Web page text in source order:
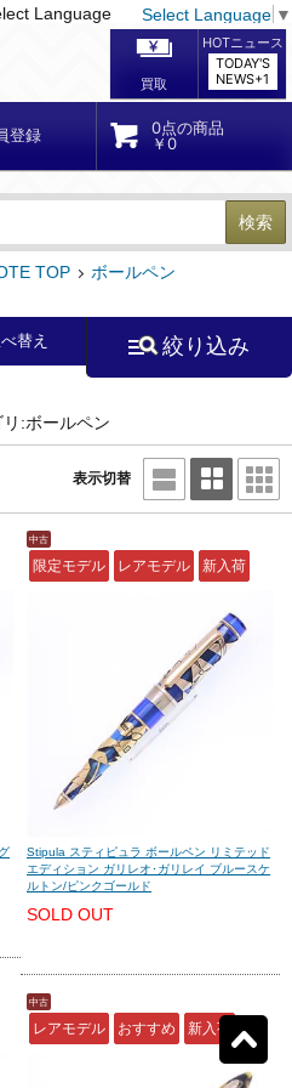
Language Select Language ▼
検索
TOP
ボールペン
替え 絞り込み
:ボールペン
表示切替
中古
限定モデル レアモデル 新入荷
Stipula スティピュラ ボールペン リミテッド
エディション ガリレオ･ガリレイ ブルースケ
ルトン/ピンクゴールド
SOLD OUT
中古
レアモデル おすすめ 新入荷
わり条件 条件クリア
こだわり検索
区分・金額
ラミー(20)
デルタ(34)
ヤード・オ・レッド
エス・テー・デュポン
(64)
クロス(25)
パイロット
ローラー&クライナー